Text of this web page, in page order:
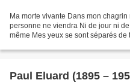
Ma morte vivante Dans mon
personne ne viendra Ni de jour ni
même Mes yeux se sont séparés
Paul Eluard (1895 –